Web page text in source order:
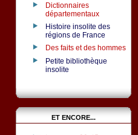
Dictionnaires
départementaux
Histoire insolite des
régions de France
Des faits et des hommes
Petite bibliothèque
insolite
ET ENCORE...